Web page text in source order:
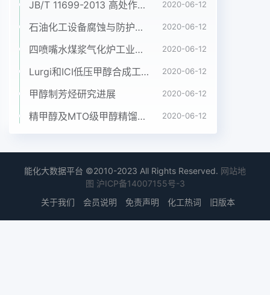
情的清洁燃的途径。但由于甲醇和柴油的理化性质差
异较大,在料。醇类燃料是国际公认的一种清洁代用
燃料,美国柴油杋上掺烧甲醇或燃用纯甲醇比较困
难。笔者在基金项目:河南省科技攻关计划项目
(9412009Y0802)作者简介:单士睿,男,1981年出生,
河南商丘人,许昌职业技术学院机电工程系,硕士研究
mai;lyljljll@sohu.com收稿日期:2009-11-03,修回日
期:2010-01-14什HCNMHG中国农学通报
htp://ww.casb. org. cn382柴油杋结构不变的情况
下,经过试验硏究,提岀一种新利于完全燃烧;虽然甲醇
的热值较低,但其理论空燃比的乳化工艺,为柴油机掺
烧甲醇技术的应用提供了广下形成的混合气热值大体
JB/T 11699-2013 高处作业吊篮安装、拆卸、使用技术规程 2020-06-12
石油化工设备腐蚀与防护参考书十本免费下载，绝版珍藏 2020-06-12
四喷嘴水煤浆气化炉工业应用情况简介 2020-06-12
Lurgi和ICI低压甲醇合成工艺比较 2020-06-12
甲醇制芳烃研究进展 2020-06-12
精甲醇及MTO级甲醇精馏工艺技术进展 2020-06-12
能化大数据平台 ©2010-2023 All Rights Reserved. 网站地
图 沪ICP备14007155号-3
关于我们
会员说明 免责声明 化工热词 旧版本